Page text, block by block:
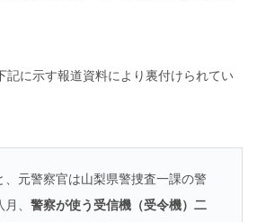
記に示す報道資料により裏付けられてい
、元警察官は山梨県警捜査一課の警
月、警察が使う受信機（受令機）二